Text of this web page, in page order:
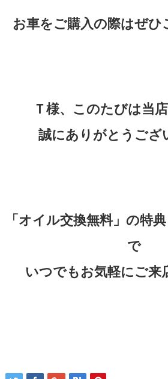
お車をご購入の際はぜひ
Ｔ様、このたびは当
誠にありがとうござ
「オイル交換無料」の特
で
いつでもお気軽にご来